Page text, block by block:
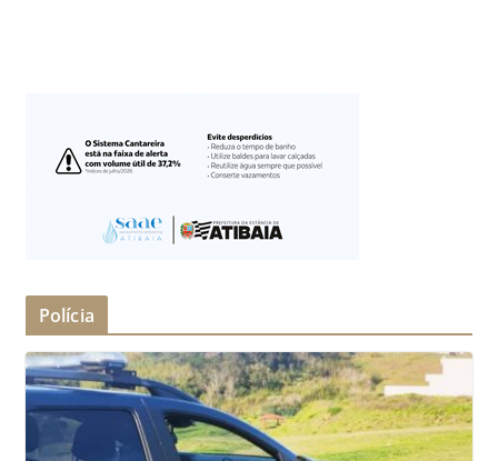
Polícia